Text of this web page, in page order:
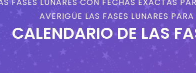
AVERIGÜE LAS FASES LUNARES
CALENDARIO DE LAS